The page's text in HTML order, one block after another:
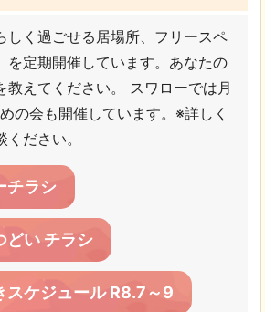
しく過ごせる居場所、フリースペ
を定期開催しています。あなたの
教えてください。 スワローでは月
の会も開催しています。※詳しく
ださい。
チラシ
どい チラシ
スケジュール R8.7～9